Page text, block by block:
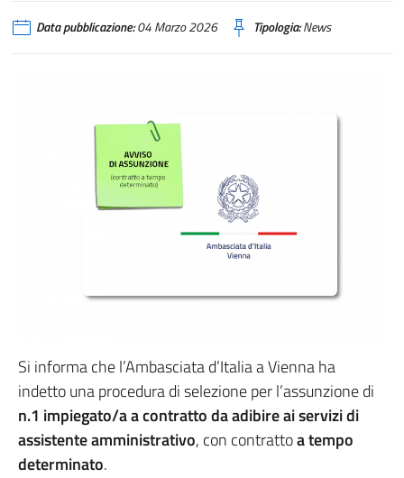
Data pubblicazione:04 Marzo 2026 Tipologia:News
Si informa che l’Ambasciata d’Italia a Vienna ha
indetto una procedura di selezione per l’assunzione di
n.1 impiegato/a a contratto da adibire ai servizi di
assistente amministrativo, con contrattoa tempo
determinato.